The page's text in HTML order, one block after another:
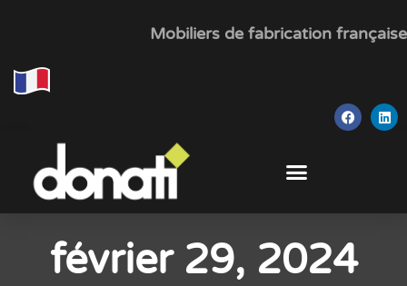
Mobiliers de fabrication française
février 29, 2024